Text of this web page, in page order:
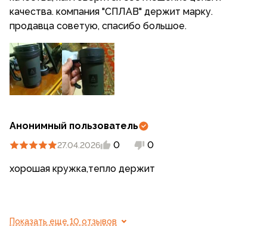
качества. компания "СПЛАВ" держит марку.
продавца советую, спасибо большое.
Анонимный пользователь
27.04.2026 0 0
хорошая кружка,тепло держит
Показать еще 10 отзывов